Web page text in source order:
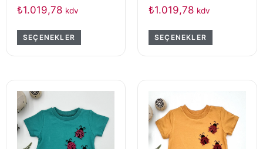
₺1.019,78 kdv
SEÇENEKLER
₺1.019,78 kdv
SEÇENEKLER